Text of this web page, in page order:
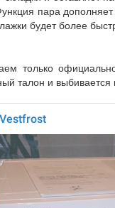
пара
будет более
только
талон и выбивается